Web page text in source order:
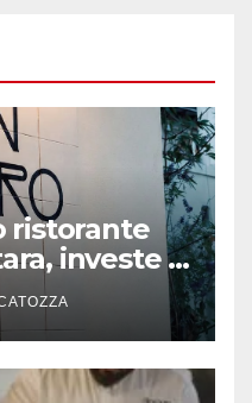
ristorante
investe il